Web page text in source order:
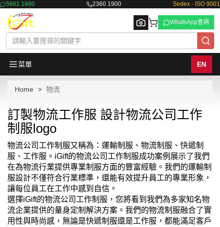
5661 1880 2360 1900 Sedex · ISO 9001
WhatsApp查詢
菜單 EN
Home 物流
訂製物流工作服 設計物流公司工作
制服logo
物流公司工作制服又稱為：運輸制服、物流制服、快遞制
服、工作服。iGift的物流公司工作制服成功案例展示了我們
在為物流行業提供專業制服方面的豐富經驗。我們的運輸制
服設計不僅符合行業標準，還能有效提升員工的專業形象，
讓每位員工在工作中感到自信。
選擇iGift的物流公司工作制服，您將看到我們為多家知名物
流企業提供的量身定制解決方案。我們的物流制服融合了實
用性與時尚感，無論是快遞制服還是工作服，都能滿足客戶